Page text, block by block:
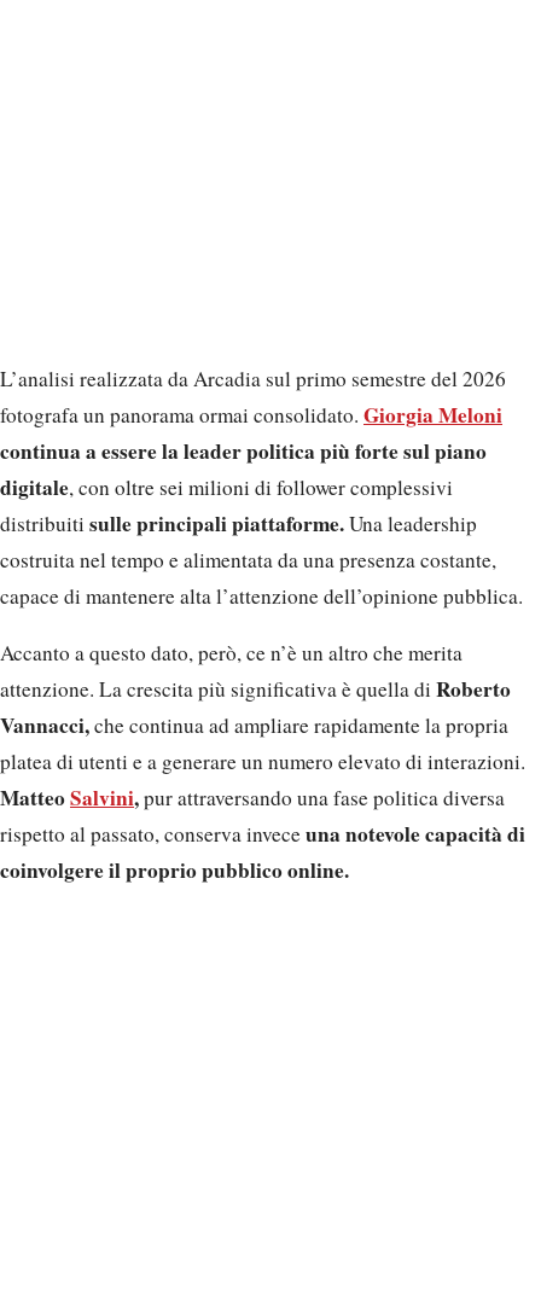
L’analisi realizzata da Arcadia sul primo semestre del 2026
fotografa un panorama ormai consolidato. Giorgia Meloni
continua a essere la leader politica più forte sul piano
digitale, con oltre sei milioni di follower complessivi
distribuiti sulle principali piattaforme.Una leadership
costruita nel tempo e alimentata da una presenza costante,
capace di mantenere alta l’attenzione dell’opinione pubblica.
Accanto a questo dato, però, ce n’è un altro che merita
attenzione. La crescita più significativa è quella di Roberto
Vannacci,che continua ad ampliare rapidamente la propria
platea di utenti e a generare un numero elevato di interazioni.
MatteoSalvini,pur attraversando una fase politica diversa
rispetto al passato, conserva inveceuna notevole capacità di
coinvolgere il proprio pubblico online.